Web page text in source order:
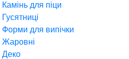
Камінь для піци
Гусятниці
Форми для випічки
Жаровні
Деко